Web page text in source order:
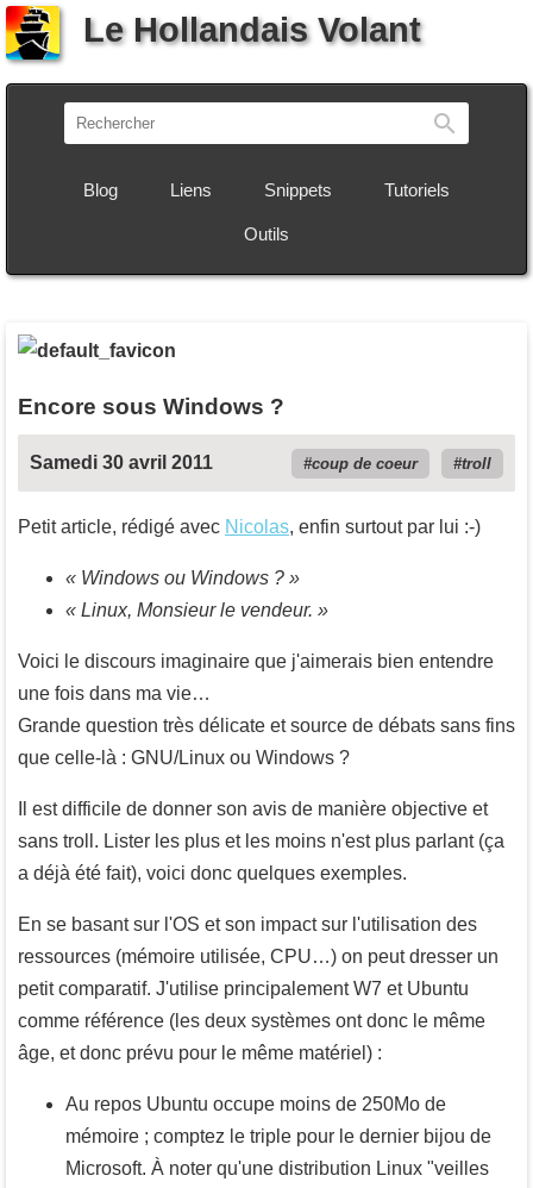
Le Hollandais Volant
Blog Liens Snippets Tutoriels
Outils
Encore sous Windows ?
Samedi 30 avril 2011 coup de coeur troll
Petit article, rédigé avec Nicolas, enfin surtout par lui :-)
« Windows ou Windows ? »
« Linux, Monsieur le vendeur. »
Voici le discours imaginaire que j'aimerais bien entendre
une fois dans ma vie…
Grande question très délicate et source de débats sans fins
que celle-là : GNU/Linux ou Windows ?
Il est difficile de donner son avis de manière objective et
sans troll. Lister les plus et les moins n'est plus parlant (ça
a déjà été fait), voici donc quelques exemples.
En se basant sur l'OS et son impact sur l'utilisation des
ressources (mémoire utilisée, CPU…) on peut dresser un
petit comparatif. J'utilise principalement W7 et Ubuntu
comme référence (les deux systèmes ont donc le même
âge, et donc prévu pour le même matériel) :
Au repos Ubuntu occupe moins de 250Mo de
mémoire ; comptez le triple pour le dernier bijou de
Microsoft. À noter qu'une distribution Linux "veilles